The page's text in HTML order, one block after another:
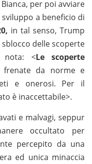
per poi avviare
a beneficio di
in tal senso, Trump
delle scoperte
nota: <Le scoperte
frenate da norme e
e onerosi. Per il
è inaccettabile>.
e malvagi, seppur
occultato per
percepito da una
ed unica minaccia